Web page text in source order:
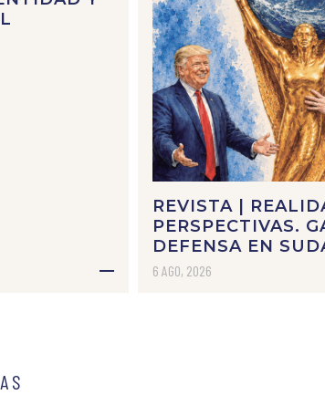
REVISTA |
PERSPECTIVAS.
DEFENSA EN
6 AGO, 2026